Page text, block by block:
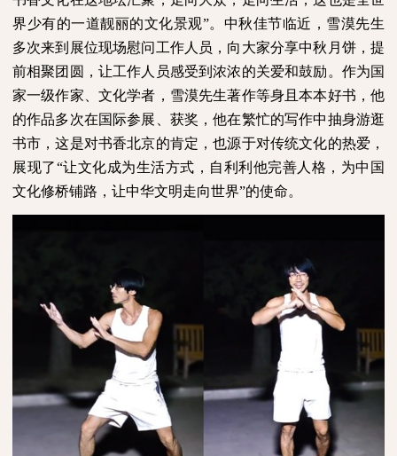
界少有的一道靓丽的文化景观”。中秋佳节临近，雪漠先生
多次来到展位现场慰问工作人员，向大家分享中秋月饼，提
前相聚团圆，让工作人员感受到浓浓的关爱和鼓励。作为国
家一级作家、文化学者，雪漠先生著作等身且本本好书，他
的作品多次在国际参展、获奖，他在繁忙的写作中抽身游逛
书市，这是对书香北京的肯定，也源于对传统文化的热爱，
展现了“让文化成为生活方式，自利利他完善人格，为中国
文化修桥铺路，让中华文明走向世界”的使命。